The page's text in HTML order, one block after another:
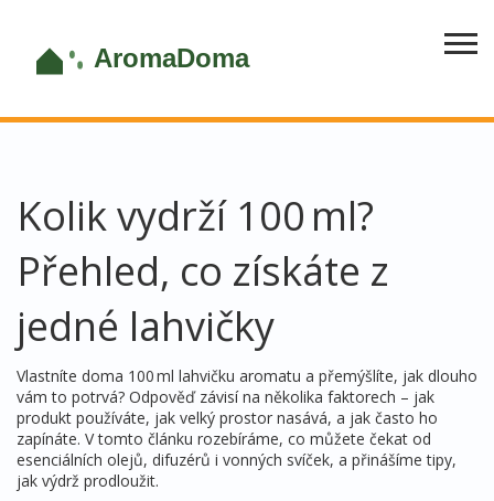
Kolik vydrží 100 ml?
Přehled, co získáte z
jedné lahvičky
Vlastníte doma 100 ml lahvičku aromatu a přemýšlíte, jak dlouho
vám to potrvá? Odpověď závisí na několika faktorech – jak
produkt používáte, jak velký prostor nasává, a jak často ho
zapínáte. V tomto článku rozebíráme, co můžete čekat od
esenciálních olejů, difuzérů i vonných svíček, a přinášíme tipy,
jak výdrž prodloužit.